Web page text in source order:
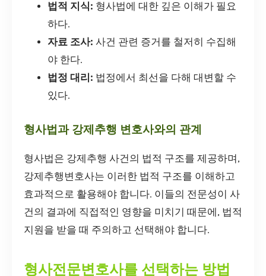
법적 지식: 형사법에 대한 깊은 이해가 필요
하다.
자료 조사: 사건 관련 증거를 철저히 수집해
야 한다.
법정 대리: 법정에서 최선을 다해 대변할 수
있다.
형사법과 강제추행 변호사와의 관계
형사법은 강제추행 사건의 법적 구조를 제공하며,
강제추행변호사는 이러한 법적 구조를 이해하고
효과적으로 활용해야 합니다. 이들의 전문성이 사
건의 결과에 직접적인 영향을 미치기 때문에, 법적
지원을 받을 때 주의하고 선택해야 합니다.
형사전문변호사를 선택하는 방법